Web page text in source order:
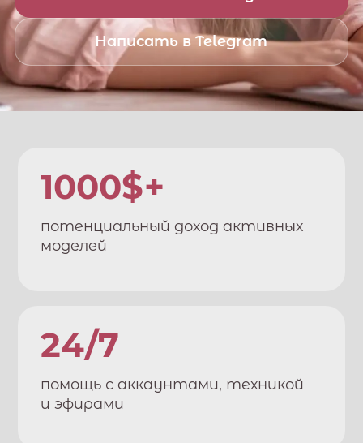
Написать в Telegram
1000$+
потенциальный доход активных
моделей
24/7
помощь с аккаунтами, техникой
и эфирами